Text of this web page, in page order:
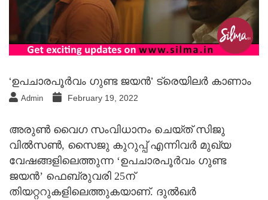
‘ഉപചാരപൂർവം ഗുണ്ട ജയന്‍’ ട്രെയിലര്‍ കാണാം
Admin February 19, 2022
അരുണ്‍ വൈഗ സംവിധാനം ചെയ്ത് സിജു
വില്‍സണ്‍, സൈജു കുറുപ്പ് എന്നിവര്‍ മുഖ്യ
വേഷങ്ങളിലെത്തുന്ന ‘ഉപചാരപൂർവം ഗുണ്ട
ജയന്‍’ ഫെബ്രുവരി 25ന്
തിയറ്ററുകളിലെത്തുകയാണ്. ദുല്‍ഖര്‍